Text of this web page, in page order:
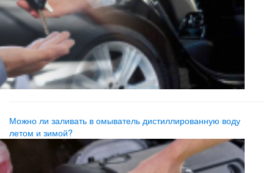
Можно ли заливать в омыватель дистиллированную воду
летом и зимой?